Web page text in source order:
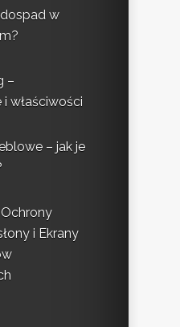
w
–
właściwości
– jak je
i Ekrany